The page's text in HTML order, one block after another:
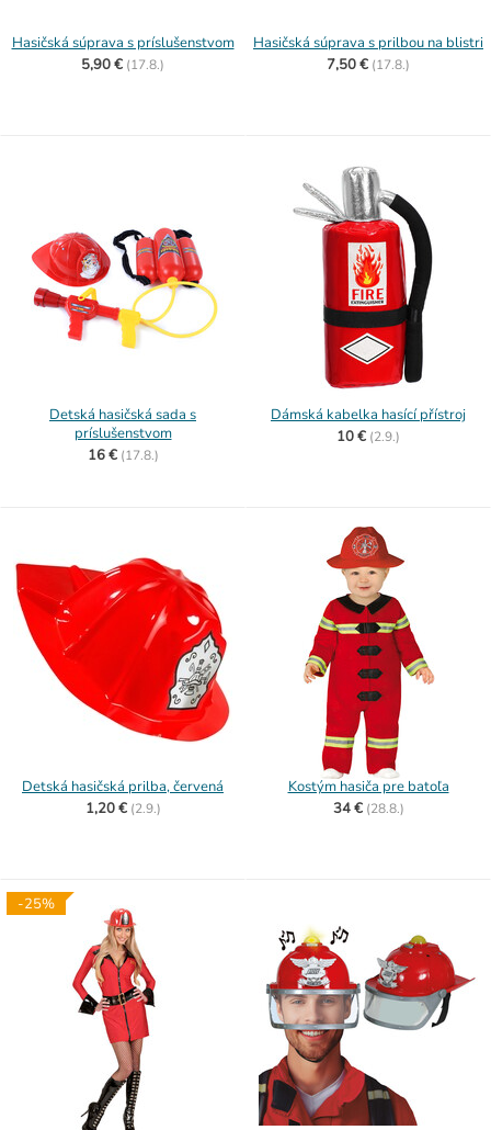
Hasičská súprava s príslušenstvom
5,90 € (17.8.)
Hasičská súprava s prilbou na blistri
7,50 € (17.8.)
Detská hasičská sada s
príslušenstvom
16 € (17.8.)
Dámská kabelka hasící přístroj
10 € (2.9.)
Detská hasičská prilba, červená
1,20 € (2.9.)
Kostým hasiča pre batoľa
34 € (28.8.)
-25%